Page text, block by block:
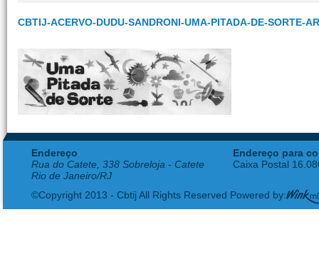
CBTIJ-ACERVO-DUDU-SANDRONI-UMA-PITADA-DE-SORTE-
Endereço
Rua do Catete, 338 Sobreloja - Catete
Rio de Janeiro/RJ
Endereço para
Caixa Postal
©Copyright 2013 - Cbtij All Rights Reserved Powered by: